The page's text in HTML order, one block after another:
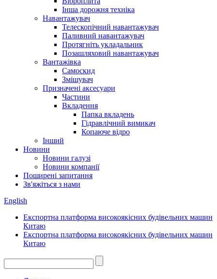
Інша дорожня техніка
Навантажувач
Телескопічний навантажувач
Паливний навантажувач
Протягніть укладальник
Позашляховий навантажувач
Вантажівка
Самоскид
Змішувач
Призначені аксесуари
Частини
Вкладення
Папка вкладень
Гідравлічний вимикач
Копаюче відро
Інший
Новини
Новини галузі
Новини компанії
Поширені запитання
Зв'яжіться з нами
English
Експортна платформа високоякісних будівельних машин
Китаю
Експортна платформа високоякісних будівельних машин
Китаю